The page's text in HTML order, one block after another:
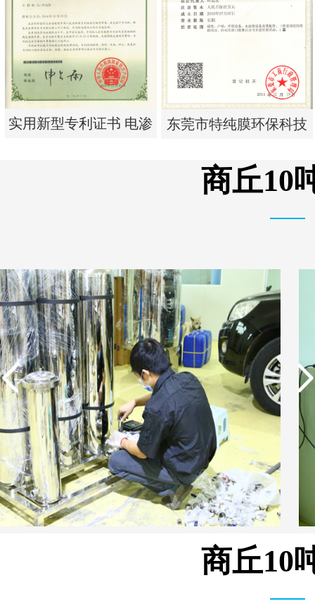
单边过滤流畅基板
析器用浓水隔板组件
实用新型专利证书 电渗
析器用纯水隔板组件
东莞市特纯膜环保科技
有限公司营业执照
商丘10
商丘10